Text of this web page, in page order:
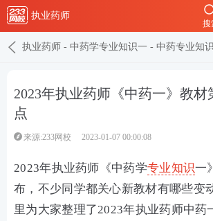
执业药师
搜
执业药师 - 中药学专业知识一 - 中药专业知
2023年执业药师《中药一》教材
点
来源:233网校 2023-01-07 00:00:08
2023年执业药师《中药学专业知识一》
布，不少同学都关心新教材有哪些变
里为大家整理了2023年执业药师中药